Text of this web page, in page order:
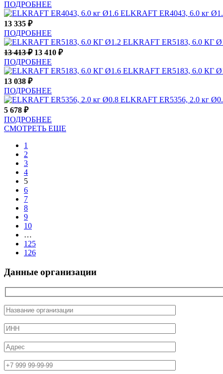
ПОДРОБНЕЕ
ELKRAFT ER4043, 6.0 кг
13 335 ₽
ПОДРОБНЕЕ
ELKRAFT ER5183, 6.0 КГ
13 413₽ 13 410 ₽
ПОДРОБНЕЕ
ELKRAFT ER5183, 6.0 КГ
13 038 ₽
ПОДРОБНЕЕ
ELKRAFT ER5356, 2.0 кг
5 678 ₽
ПОДРОБНЕЕ
СМОТРЕТЬ ЕЩЕ
1
2
3
4
5
6
7
8
9
10
…
125
126
Данные организации